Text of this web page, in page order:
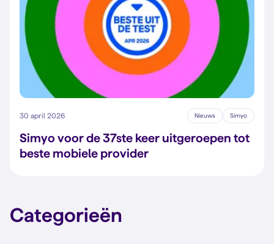
30 april 2026 Nieuws Simyo
Simyo voor de 37ste keer uitgeroepen tot
beste mobiele provider
Categorieën